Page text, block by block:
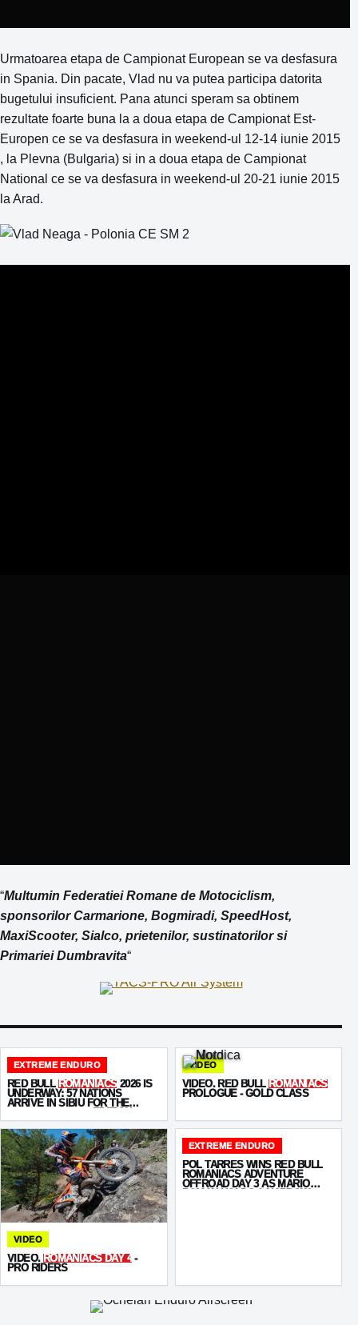
Urmatoarea etapa de Campionat European se va desfasura
in Spania. Din pacate, Vlad nu va putea participa datorita
bugetului insuficient. Pana atunci speram sa obtinem
rezultate foarte buna la a doua etapa de Campionat Est-
Europen ce se va desfasura in weekend-ul 12-14 iunie 2015
, la Plevna (Bulgaria) si in a doua etapa de Campionat
National ce se va desfasura in weekend-ul 20-21 iunie 2015
la Arad.
“Multumin Federatiei Romane de Motociclism,
sponsorilor Carmarione, Bogmiradi, SpeedHost,
MaxiScooter, Sialco, prietenilor, sustinatorilor si
Primariei Dumbravita“
EXTREME ENDURO
RED BULL ROMANIACS 2026 IS
UNDERWAY: 57 NATIONS
ARRIVE IN SIBIU FOR THE
VIDEO
VIDEO. RED BULL ROMANIACS
PROLOGUE - GOLD CLASS
VIDEO
VIDEO. ROMANIACS DAY 4 -
PRO RIDERS
EXTREME ENDURO
POL TARRÉS WINS RED BULL
ROMANIACS ADVENTURE
OFFROAD DAY 3 AS MARIO